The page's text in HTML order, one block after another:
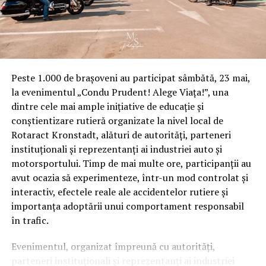
Petricani, proiect care va fluidiza traficul în zonă și va
susține mobilitatea. În proximitate, sectorul a bugetat
realizarea uneiparcări publice, a unui centru
comercial și a unei săli polivalente
În acest context, reprezentanțiiNorth Bucharest
Investmentssubliniază potențialul comercial al
proiectului:
„Dezvoltarea infrastructurii și dinamica zonei cresc
atractivitatea proiectului. În etapa de pre-sales,
vedem un interes puternic din partea clienților și
investitorilor. Pentru aceștia, HORIZON CITY
înseamnă acces facil, potențial de apreciere și o
opțiune stabilă într-o piață în căutare de proiecte
Peste 1.000 de brașoveni au participat sâmbătă, 23 mai,
la evenimentul „Condu Prudent! Alege Viața!”, una
dintre cele mai ample inițiative de educație și
conștientizare rutieră organizate la nivel local de
Rotaract Kronstadt, alături de autorități, parteneri
instituționali și reprezentanți ai industriei auto și
motorsportului. Timp de mai multe ore, participanții au
avut ocazia să experimenteze, într-un mod controlat și
interactiv, efectele reale ale accidentelor rutiere și
importanța adoptării unui comportament responsabil
în trafic.
Evenimentul, organizat împreună cu autorități,
parteneri instituționali și reprezentanți ai industriei